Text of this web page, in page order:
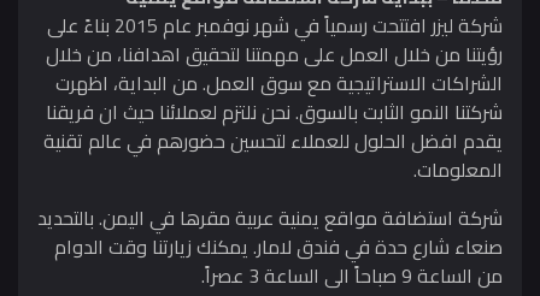
شركة ليزر افتتحت رسمياً في شهر نوفمبر عام 2015 بناءً على
رؤيتنا من خلال العمل على مهمتنا لتحقيق اهدافنا، من خلال
الشراكات الاستراتيجية مع سوق العمل. من البداية، اظهرت
شركتنا النمو الثابت بالسوق. نحن نلتزم لعملائنا حيث ان فريقنا
يقدم افضل الحلول للعملاء لتحسين حضورهم في عالم تقنية
المعلومات.
شركة استضافة مواقع يمنية عربية مقرها في اليمن. بالتحديد
صنعاء شارع حدة في فندق لامار. يمكنك زيارتنا وقت الدوام
من الساعة 9 صباحاً الى الساعة 3 عصراً.